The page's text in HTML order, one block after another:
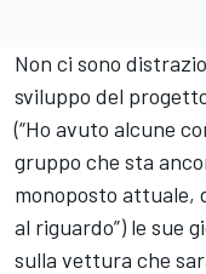
Non ci sono
sviluppo del
(“Ho avuto alcune
gruppo che sta
monoposto attuale,
al riguardo”) le sue
sulla vettura che